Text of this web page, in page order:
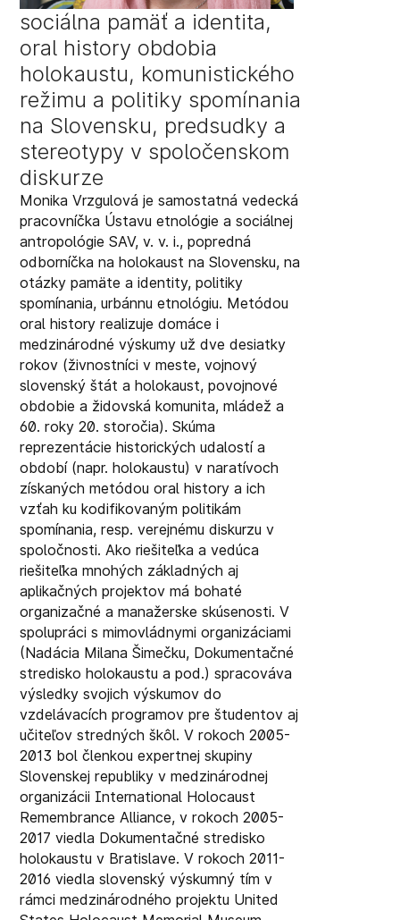
sociálna pamäť a identita,
oral history obdobia
holokaustu, komunistického
režimu a politiky spomínania
na Slovensku, predsudky a
stereotypy v spoločenskom
diskurze
Monika Vrzgulová je samostatná vedecká
pracovníčka Ústavu etnológie a sociálnej
antropológie SAV, v. v. i., popredná
odborníčka na holokaust na Slovensku, na
otázky pamäte a identity, politiky
spomínania, urbánnu etnológiu. Metódou
oral history realizuje domáce i
medzinárodné výskumy už dve desiatky
rokov (živnostníci v meste, vojnový
slovenský štát a holokaust, povojnové
obdobie a židovská komunita, mládež a
60. roky 20. storočia). Skúma
reprezentácie historických udalostí a
období (napr. holokaustu) v naratívoch
získaných metódou oral history a ich
vzťah ku kodifikovaným politikám
spomínania, resp. verejnému diskurzu v
spoločnosti. Ako riešiteľka a vedúca
riešiteľka mnohých základných aj
aplikačných projektov má bohaté
organizačné a manažerske skúsenosti. V
spolupráci s mimovládnymi organizáciami
(Nadácia Milana Šimečku, Dokumentačné
stredisko holokaustu a pod.) spracováva
výsledky svojich výskumov do
vzdelávacích programov pre študentov aj
učiteľov stredných škôl. V rokoch 2005-
2013 bol členkou expertnej skupiny
Slovenskej republiky v medzinárodnej
organizácii International Holocaust
Remembrance Alliance, v rokoch 2005-
2017 viedla Dokumentačné stredisko
holokaustu v Bratislave. V rokoch 2011-
2016 viedla slovenský výskumný tím v
rámci medzinárodného projektu United